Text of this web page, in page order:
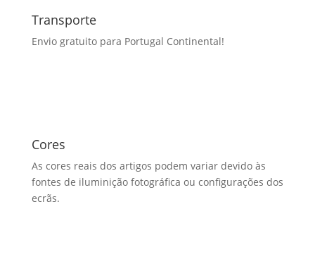
Transporte
Envio gratuito para Portugal Continental!
Cores
As cores reais dos artigos podem variar devido às
fontes de iluminição fotográfica ou configurações dos
ecrãs.